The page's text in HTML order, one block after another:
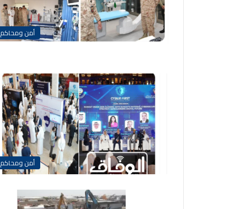
أمن ومحاكم
أمن ومحاكم